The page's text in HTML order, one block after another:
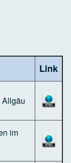
Link
Allgäu
im